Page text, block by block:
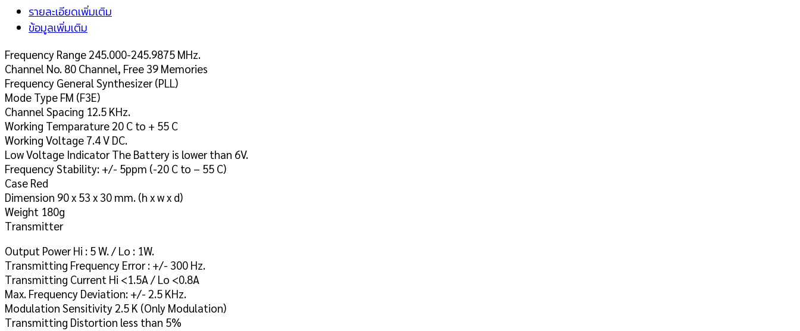
รายละเอียดเพิ่มเติม
ข้อมูลเพิ่มเติม
Frequency Range 245.000-245.9875 MHz.
Channel No. 80 Channel, Free 39 Memories
Frequency General Synthesizer (PLL)
Mode Type FM (F3E)
Channel Spacing 12.5 KHz.
Working Temparature 20 C to + 55 C
Working Voltage 7.4 V DC.
Low Voltage Indicator The Battery is lower than 6V.
Frequency Stability: +/- 5ppm (-20 C to – 55 C)
Case Red
Dimension 90 x 53 x 30 mm. (h x w x d)
Weight 180g
Transmitter
Output Power Hi : 5 W. / Lo : 1W.
Transmitting Frequency Error : +/- 300 Hz.
Transmitting Current Hi <1.5A / Lo <0.8A
Max. Frequency Deviation: +/- 2.5 KHz.
Modulation Sensitivity 2.5 K (Only Modulation)
Transmitting Distortion less than 5%